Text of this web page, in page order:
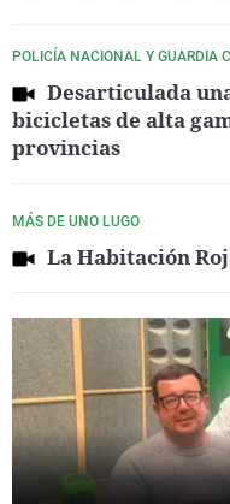
POLICÍA NACIONAL Y GUARDIA
Desarticulada
bicicletas de alta
provincias
MÁS DE UNO LUGO
La Habitación